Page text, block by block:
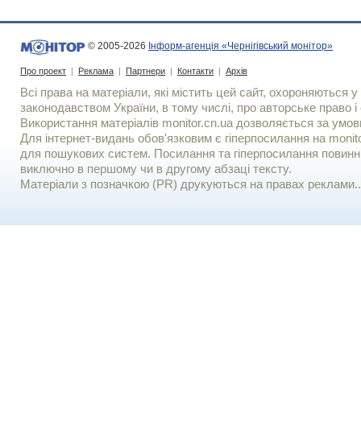
© 2005-2026 Інформ-агенція «Чернігівський монітор»
Про проект | Реклама | Партнери | Контакти | Архів
Всі права на матеріали, які містить цей сайт, охороняються у
законодавством України, в тому числі, про авторське право і
Використання матерiалiв monitor.cn.ua дозволяється за
Для iнтернет-видань обов'язковим є гiперпосилання на
для пошукових систем. Посилання та гіперпосилання
виключно в першому чи в другому абзаці тексту.
Матеріали з позначкою (PR) друкуються на правах реклами..